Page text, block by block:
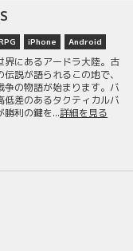
iPhone Android
界にあるアードラ大陸。古
説が語られるこの地で、
争の物語が始まります。バ
低差のあるタクティカルバ
勝利の鍵を...詳細を見る